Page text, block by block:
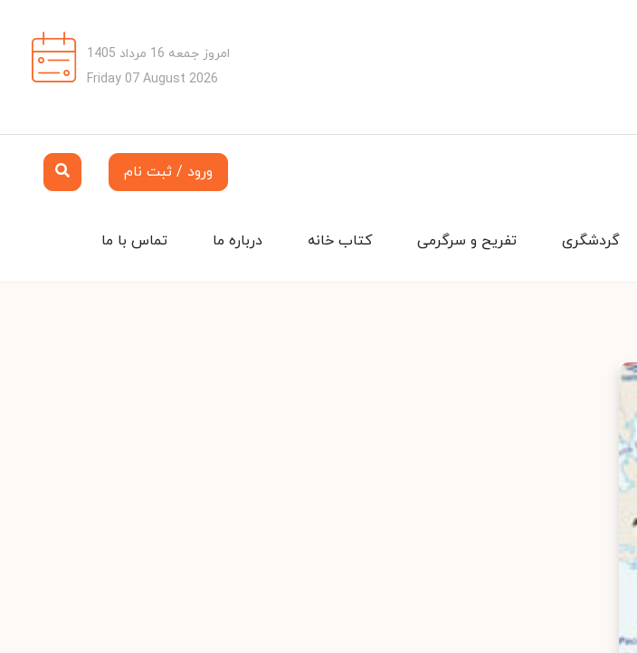
امروز جمعه 16 مرداد 1405
Friday 07 August 2026
ورود / ثبت نام
تماس با ما درباره ما کتاب خانه تفریح و سرگرمی گردشگری